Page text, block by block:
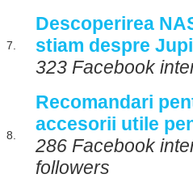
7.
Descoperirea
stiam despre
323 Facebook
8.
Recomandari
accesorii utile
286 Facebook
followers